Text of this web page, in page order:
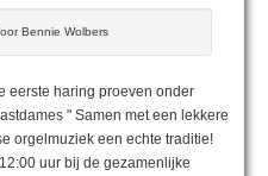
Bennie Wolbers
eerste haring proeven onder
" Samen met een lekkere
orgelmuziek een echte traditie!
uur bij de gezamenlijke